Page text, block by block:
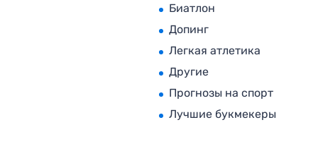
Биатлон
Допинг
Легкая атлетика
Другие
Прогнозы на спорт
Лучшие букмекеры